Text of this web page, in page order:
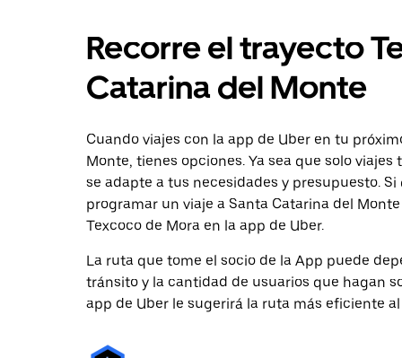
Recorre el trayecto
Catarina del Monte
Cuando viajes con la app de Uber en tu
Monte, tienes opciones. Ya sea que solo
se adapte a tus necesidades y presupuesto.
programar un viaje a Santa Catarina del
Texcoco de Mora en la app de Uber.
La ruta que tome el socio de la App puede
tránsito y la cantidad de usuarios que hagan
app de Uber le sugerirá la ruta más eficiente